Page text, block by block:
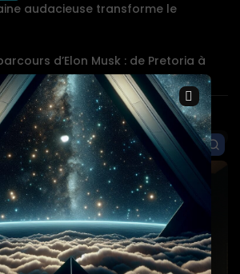
audacieuse transforme le
d’Elon Musk : de Pretoria à
×